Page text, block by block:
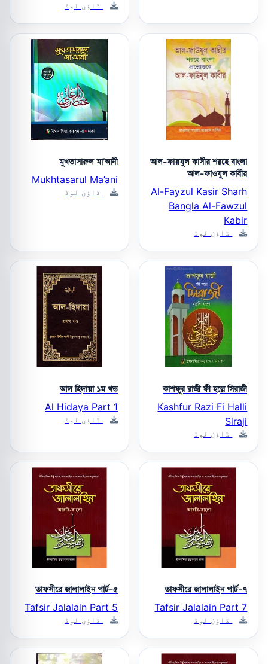
ڈاؤن لوڈ
আল-ফায়যুল কাসীর শরহে বাংলা
আল-ফাওযুল কাবীর
Al-Fayzul Kasir Sharh
Bangla Al-Fawzul
Kabir
ڈاؤن لوڈ
মুখতাসারুল মা’আনী
Mukhtasarul Ma’ani
ڈاؤن لوڈ
কাশফুর রাজী ফী হল্লে সিরাজী
Kashfur Razi Fi Halli
Siraji
ڈاؤن لوڈ
আল হিদায়া ১ম খন্ড
Al Hidaya Part 1
ڈاؤن لوڈ
তাফসীরে জালালাইন পার্ট-৭
Tafsir Jalalain Part 7
ڈاؤن لوڈ
তাফসীরে জালালাইন পার্ট-৫
Tafsir Jalalain Part 5
ڈاؤن لوڈ